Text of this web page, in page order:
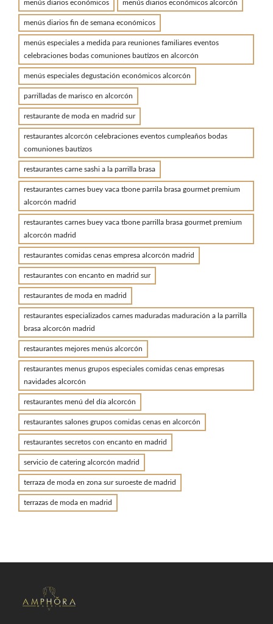
menús diarios económicos menús diarios económicos alcorcón
menús diarios fin de semana económicos
menús especiales a medida para reuniones familiares eventos
celebraciones bodas comuniones bautizos en alcorcón
menús especiales degustación económicos alcorcón
parrilladas de marisco en alcorcón
restaurante de moda en madrid sur
restaurantes alcorcón celebraciones eventos cumpleaños bodas
comuniones bautizos
restaurantes carne sashi a la parrilla brasa
restaurantes carnes buey vaca tbone parrila brasa gourmet premium
alcorcón madrid
restaurantes carnes buey vaca tbone parrilla brasa gourmet premium
alcorcón madrid
restaurantes comidas cenas empresa alcorcón madrid
restaurantes con encanto en madrid sur
restaurantes de moda en madrid
restaurantes especializados carnes maduradas maduración a la parrilla
brasa alcorcón madrid
restaurantes mejores menús alcorcón
restaurantes menus grupos especiales comidas cenas empresas
navidades alcorcón
restaurantes menú del día alcorcón
restaurantes salones grupos comidas cenas en alcorcón
restaurantes secretos con encanto en madrid
servicio de catering alcorcón madrid
terraza de moda en zona sur suroeste de madrid
terrazas de moda en madrid